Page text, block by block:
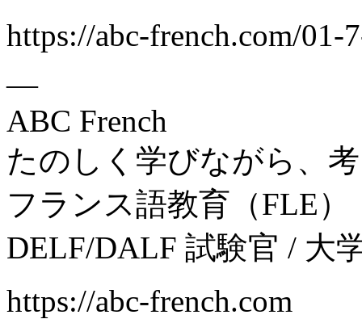
https://abc-french.com/01-
—
ABC French
たのしく学びながら、
フランス語教育（FLE）
DELF/DALF 試験官 / 大
https://abc-french.com